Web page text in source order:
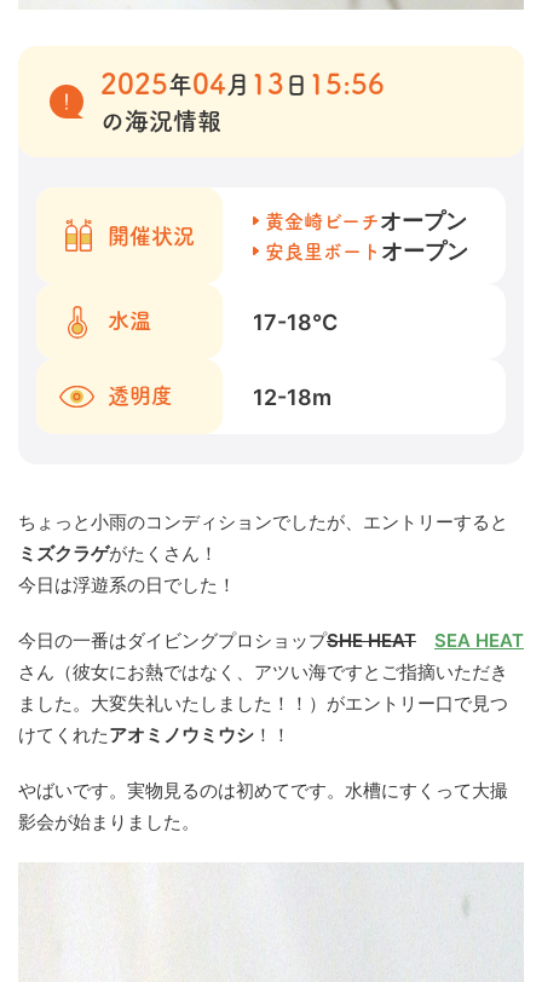
2025年04 月 13 日 15:56
の海況情報
開催状況
黄金崎ビーチオープン
安良里ボート オープン
水温 17-18℃
透明度 12-18m
ちょっと小雨のコンディションでしたが、エントリーすると
ミズクラゲがたくさん！
今日は浮遊系の日でした！
今日の一番はダイビングプロショップSHE HEAT
SEA HEAT
さん（彼女にお熱ではなく、アツい海ですとご指摘いただき
ました。大変失礼いたしました！！）がエントリー口で見つ
けてくれたアオミノウミウシ ！！
やばいです。実物見るのは初めてです。水槽にすくって大撮
影会が始まりました。